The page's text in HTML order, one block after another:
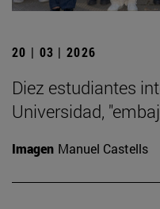
20 | 03 | 2026
Diez estudiantes
Universidad,
Imagen Manuel Castells